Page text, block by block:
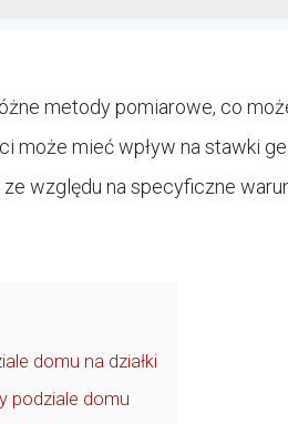
metody pomiarowe, co
może mieć wpływ na stawki
względu na specyficzne
domu na działki
podziale domu